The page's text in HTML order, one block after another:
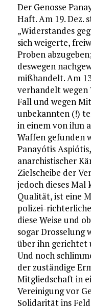
Der Genosse
Haft. Am 19. Dez.
„Widerstandes
sich weigerte,
Proben
deswegen
mißhandelt. Am
verhandelt wegen
Fall und wegen
unbekannten (!)
in einem von ihm
Waffen gefunden
Panayótis
anarchistischer
Zielscheibe der
jedoch dieses
Qualität, ist eine
polizei-
diese Weise und
sogar Drosselung
über ihn gerichtet
Und noch
der zuständige
Mitgliedschaft in
Vereinigung vor
Solidarität ins